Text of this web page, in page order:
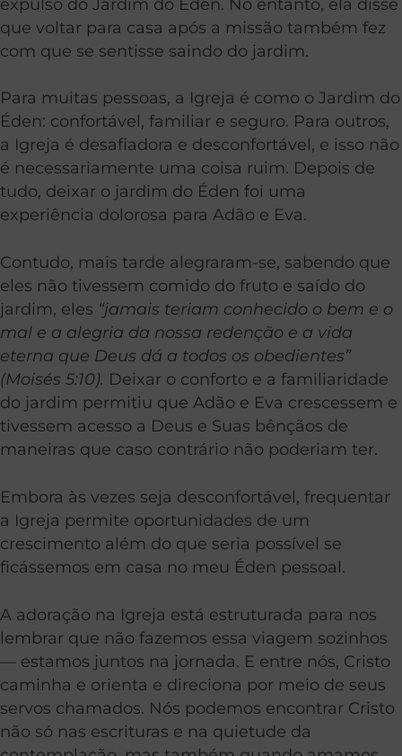
que voltar para casa após a missão também fez
com que se sentisse saindo do jardim.
Para muitas pessoas, a Igreja é como o Jardim do
Éden: confortável, familiar e seguro. Para outros,
a Igreja é desafiadora e desconfortável, e isso não
é necessariamente uma coisa ruim. Depois de
tudo, deixar o jardim do Éden foi uma
experiência dolorosa para Adão e Eva.
Contudo, mais tarde alegraram-se, sabendo que
eles não tivessem comido do fruto e saído do
jardim, eles “jamais teriam conhecido o bem e o
mal e a alegria da nossa redenção e a vida
eterna que Deus dá a todos os obedientes”
(Moisés 5:10). Deixar o conforto e a familiaridade
do jardim permitiu que Adão e Eva crescessem e
tivessem acesso a Deus e Suas bênçãos de
maneiras que caso contrário não poderiam ter.
Embora às vezes seja desconfortável, frequentar
a Igreja permite oportunidades de um
crescimento além do que seria possível se
ficássemos em casa no meu Éden pessoal.
A adoração na Igreja está estruturada para nos
lembrar que não fazemos essa viagem sozinhos
— estamos juntos na jornada. E entre nós, Cristo
caminha e orienta e direciona por meio de seus
servos chamados. Nós podemos encontrar Cristo
não só nas escrituras e na quietude da